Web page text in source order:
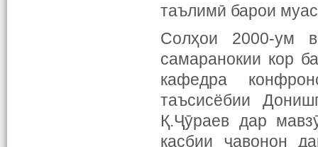
таълимӣ барои
Солҳои 2000-ум
самаранокии кор
кафедра
таъсисёбии
Қ.Ҷӯраев дар
касбии ҷавонон